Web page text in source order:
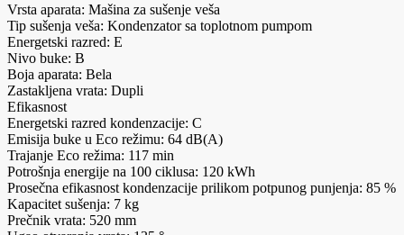
Vrsta aparata: Mašina za sušenje veša
Tip sušenja veša: Kondenzator sa toplotnom pumpom
Energetski razred: E
Nivo buke: B
Boja aparata: Bela
Zastakljena vrata: Dupli
Efikasnost
Energetski razred kondenzacije: C
Emisija buke u Eco režimu: 64 dB(A)
Trajanje Eco režima: 117 min
Potrošnja energije na 100 ciklusa: 120 kWh
Prosečna efikasnost kondenzacije prilikom potpunog punjenja: 85 %
Kapacitet sušenja: 7 kg
Prečnik vrata: 520 mm